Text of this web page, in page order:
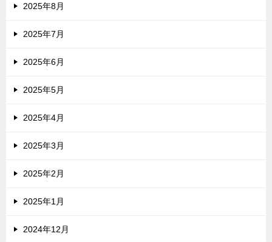
2025年8月
2025年7月
2025年6月
2025年5月
2025年4月
2025年3月
2025年2月
2025年1月
2024年12月